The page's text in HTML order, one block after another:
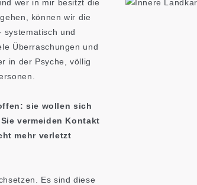
wer in mir besitzt die
können wir die
systematisch und
Überraschungen und
in der Psyche, völlig
sie wollen sich
vermeiden Kontakt
mehr verletzt
Es sind diese